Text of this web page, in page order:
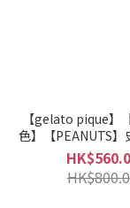
【gelato pique】
色】【PEANUTS】
淋圖案媽媽袋